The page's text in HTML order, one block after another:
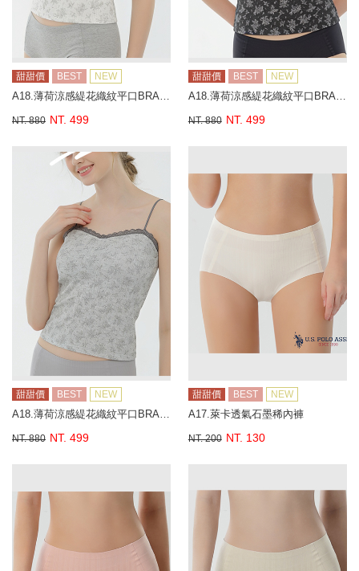
甜甜價 BEST NEW
A18.薄荷涼感緹花織紋平口BRA背心
NT. 880 NT. 499
甜甜價 BEST NEW
A18.薄荷涼感緹花織紋平口BRA背心
NT. 880 NT. 499
甜甜價 BEST NEW
A18.薄荷涼感緹花織紋平口BRA背心
NT. 880 NT. 499
甜甜價 BEST NEW
A17.萊卡透氣石墨稀內褲
NT. 200 NT. 130